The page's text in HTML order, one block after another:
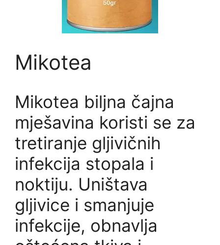
Mikotea
Mikotea biljna čajna
mješavina koristi se za
tretiranje gljivičnih
infekcija stopala i
noktiju. Uništava
gljivice i smanjuje
infekcije, obnavlja